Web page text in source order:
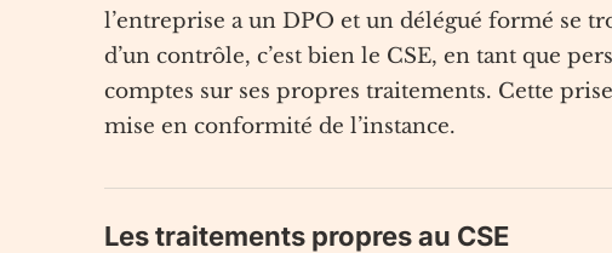
l’entreprise a un DPO et un délégué formé se
d’un contrôle, c’est bien le CSE, en tant que
comptes sur ses propres traitements. Cette
mise en conformité de l’instance.
Les traitements propres au CSE